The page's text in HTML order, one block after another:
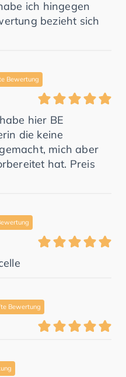
ich hingegen
bezieht sich
Bewertung
hier BE
die keine
mich aber
hat. Preis
Bewertung